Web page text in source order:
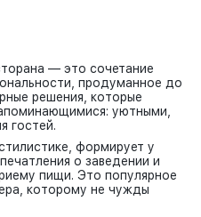
— это сочетание
продуманное до
решения, которые
уютными,
гостей.
формирует у
о заведении и
пищи. Это популярное
которому не чужды